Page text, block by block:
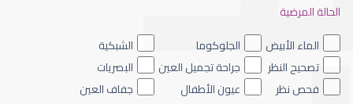
الشبكية الصباغي
الحالة المرضية
الماء الأبيض
الجلوكوما
الشبكية
تصحيح النظر
جراحة تجميل العين
البصريات
فحص نظر
عيون الأطفال جفاف العين